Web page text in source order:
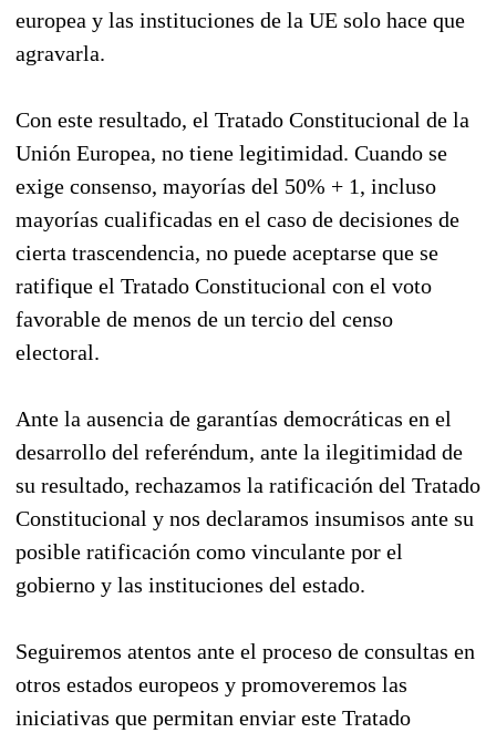
europea y las instituciones de la UE solo hace que
agravarla.
Con este resultado, el Tratado Constitucional de la
Unión Europea, no tiene legitimidad. Cuando se
exige consenso, mayorías del 50% + 1, incluso
mayorías cualificadas en el caso de decisiones de
cierta trascendencia, no puede aceptarse que se
ratifique el Tratado Constitucional con el voto
favorable de menos de un tercio del censo
electoral.
Ante la ausencia de garantías democráticas en el
desarrollo del referéndum, ante la ilegitimidad de
su resultado, rechazamos la ratificación del Tratado
Constitucional y nos declaramos insumisos ante su
posible ratificación como vinculante por el
gobierno y las instituciones del estado.
Seguiremos atentos ante el proceso de consultas en
otros estados europeos y promoveremos las
iniciativas que permitan enviar este Tratado